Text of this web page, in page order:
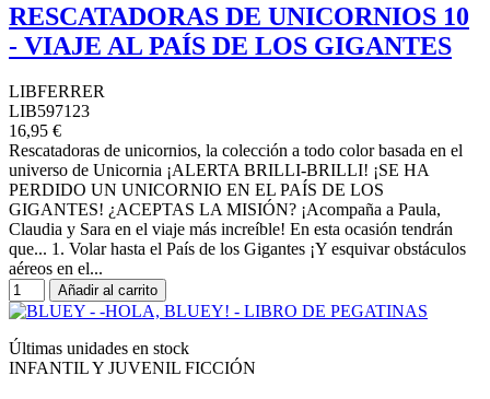
RESCATADORAS DE UNICORNIOS 10
- VIAJE AL PAÍS DE LOS GIGANTES
LIBFERRER
LIB597123
16,95 €
Rescatadoras de unicornios, la colección a todo color basada en el
universo de Unicornia ¡ALERTA BRILLI-BRILLI! ¡SE HA
PERDIDO UN UNICORNIO EN EL PAÍS DE LOS
GIGANTES! ¿ACEPTAS LA MISIÓN? ¡Acompaña a Paula,
Claudia y Sara en el viaje más increíble! En esta ocasión tendrán
que... 1. Volar hasta el País de los Gigantes ¡Y esquivar obstáculos
aéreos en el...
Añadir al carrito
Últimas unidades en stock
INFANTIL Y JUVENIL FICCIÓN